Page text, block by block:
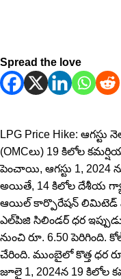
Spread the love
LPG Price Hike:
(OMCలు) 19 కిలోల
పెంచాయి, ఆగస్టు 1, 2024
అయితే, 14 కిలోల దేశీయ
ఆయిల్ కార్పొరేషన్ లిమిటెడ్
ఎల్‌పిజి సిలిండర్ ధర
నుంచి రూ. 6.50 పెరిగింది.
చేరింది. ముంబైలో కొత్త ధర
జూలై 1, 2024న 19 కిలోల